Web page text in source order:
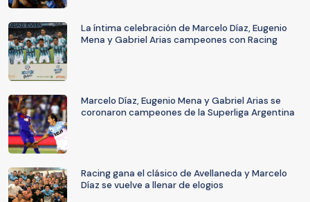
La íntima celebración de Marcelo Díaz, Eugenio
Mena y Gabriel Arias campeones con Racing
Marcelo Díaz, Eugenio Mena y Gabriel Arias se
coronaron campeones de la Superliga Argentina
Racing gana el clásico de Avellaneda y Marcelo
Díaz se vuelve a llenar de elogios